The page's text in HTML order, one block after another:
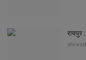
रायपुर